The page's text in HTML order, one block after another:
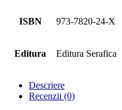
ISBN 973-7820-24-X
Editura Editura Serafica
Descriere
Recenzii (0)